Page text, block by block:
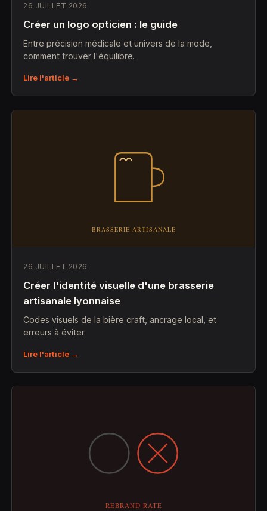
26 JUILLET 2026
Créer un logo opticien : le guide
Entre précision médicale et univers de la mode,
comment trouver l'équilibre.
Lire l'article →
26 JUILLET 2026
Créer l'identité visuelle d'une brasserie
artisanale lyonnaise
Codes visuels de la bière craft, ancrage local, et
erreurs à éviter.
Lire l'article →